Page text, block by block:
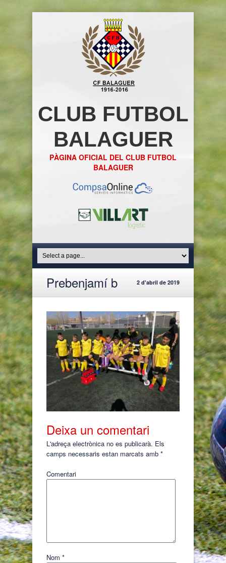
CLUB FUTBOL
BALAGUER
PÀGINA OFICIAL DEL CLUB FUTBOL
BALAGUER
Prebenjamí b 2 d'abril de 2019
Deixa un comentari
L'adreça electrònica no es publicarà. Els
camps necessaris estan marcats amb *
Comentari
Nom *